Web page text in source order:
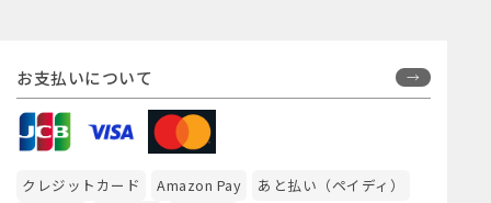
お支払いについて
クレジットカード Amazon Pay
あと払い（ペイディ）